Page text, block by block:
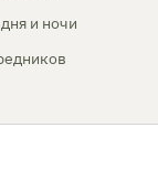
и ночи